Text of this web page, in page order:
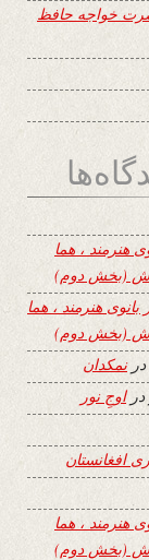
خواجه حافظ
هنرمند ، هما
(بخش دوم)
هنرمند ، هما
(بخش دوم)
درنمکدان
دراوجِ نور
افغانستان
هنرمند ، هما
(بخش دوم)